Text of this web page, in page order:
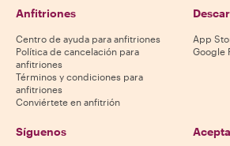
Anfitriones
Centro de ayuda para anfitriones
Política de cancelación para
anfitriones
Términos y condiciones para
anfitriones
Conviértete en anfitrión
App
Google
Síguenos